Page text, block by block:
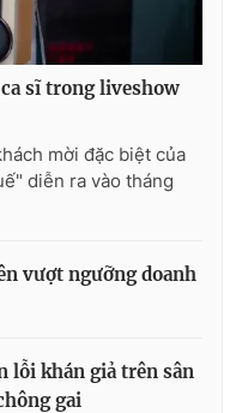
sĩ trong liveshow
mời đặc biệt của
diễn ra vào tháng
vượt ngưỡng doanh
lỗi khán giả trên sân
gai